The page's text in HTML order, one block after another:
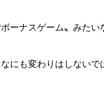
ーナスゲーム〟みたい
にも変わりはしないで